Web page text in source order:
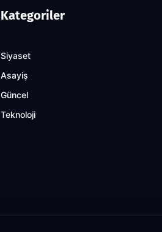
Kategoriler
Siyaset
Asayiş
Güncel
Teknoloji